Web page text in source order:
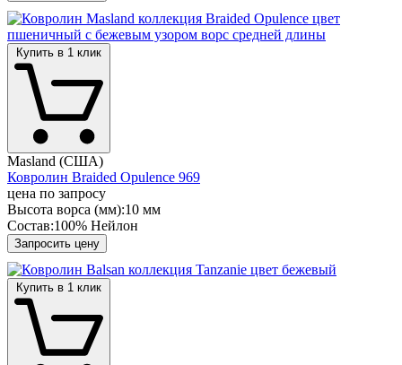
Купить в 1 клик
Masland (США)
Ковролин Braided Opulence 969
цена по запросу
Высота ворса (мм):10 мм
Состав:100% Нейлон
Запросить цену
Купить в 1 клик